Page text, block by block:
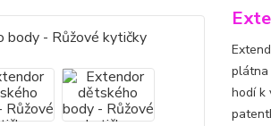
plátna
hodí k